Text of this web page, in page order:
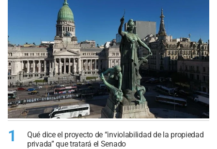
1
Qué dice el proyecto de “inviolabilidad de la propiedad
privada” que tratará el Senado